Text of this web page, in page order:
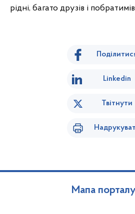
рідні, багато друзів і
Linkedin
Твітнути
Мапа